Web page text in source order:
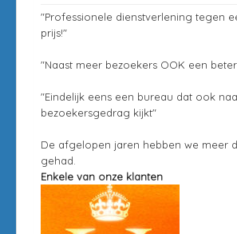
"Professionele dienstverlening tegen
prijs!"
"Naast meer bezoekers OOK een
"Eindelijk eens een bureau dat ook
bezoekersgedrag kijkt"
De afgelopen jaren hebben we meer
gehad.
Enkele van onze klanten